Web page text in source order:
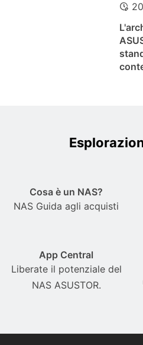
Cosa è un NAS?
NAS Guida agli acquisti
App Central
Liberate il potenziale del
NAS ASUSTOR.